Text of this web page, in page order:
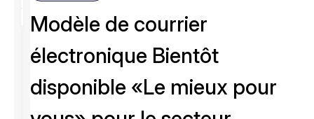
Modèle de courrier
électronique Bientôt
disponible «Le mieux pour